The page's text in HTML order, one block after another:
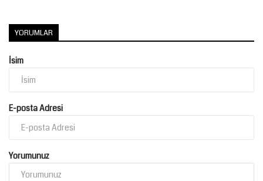
YORUMLAR
İsim
E-posta Adresi
Yorumunuz